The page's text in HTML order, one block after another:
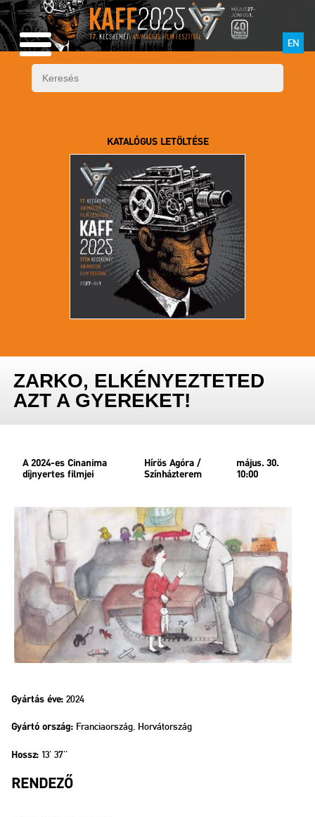
EN
KATALÓGUS LETÖLTÉSE
ZARKO, ELKÉNYEZTETED
AZT A GYEREKET!
A 2024-es Cinanima
díjnyertes filmjei
Hírös Agóra /
Színházterem
május. 30.
10:00
Gyártás éve: 2024
Gyártó ország: Franciaország, Horvátország
Hossz: 13' 37''
RENDEZŐ